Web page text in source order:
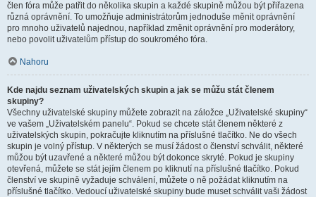
člen fóra může patřit do několika skupin a každé skupině můžou být přiřazena
různá oprávnění. To umožňuje administrátorům jednoduše měnit oprávnění
pro mnoho uživatelů najednou, například změnit oprávnění pro moderátory,
nebo povolit uživatelům přístup do soukromého fóra.
Nahoru
Kde najdu seznam uživatelských skupin a jak se můžu stát členem
skupiny?
Všechny uživatelské skupiny můžete zobrazit na záložce „Uživatelské skupiny“
ve vašem „Uživatelském panelu“. Pokud se chcete stát členem některé z
uživatelských skupin, pokračujte kliknutím na příslušné tlačítko. Ne do všech
skupin je volný přístup. V některých se musí žádost o členství schválit, některé
můžou být uzavřené a některé můžou být dokonce skryté. Pokud je skupiny
otevřená, můžete se stát jejím členem po kliknutí na příslušné tlačítko. Pokud
členství ve skupině vyžaduje schválení, můžete o ně požádat kliknutím na
příslušné tlačítko. Vedoucí uživatelské skupiny bude muset schválit vaši žádost